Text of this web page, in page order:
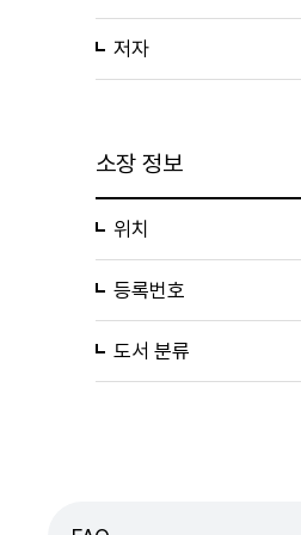
저자
소장 정보
위치
등록번호
도서 분류